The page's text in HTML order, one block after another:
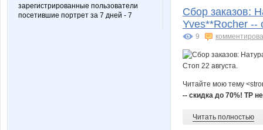
зарегистрированные пользователи
посетившие портрет за 7 дней - 7
Сбор заказов:
Yves**Rocher --
9
Читайте мою тему
-- скидка до 70%! ТР
Читать полностью